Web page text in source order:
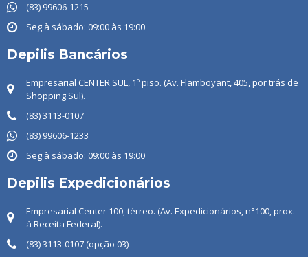
(83) 99606-1215
Seg à sábado: 09:00 às 19:00
Depilis Bancários
Empresarial CENTER SUL, 1º piso. (Av. Flamboyant, 405, por trás de
Shopping Sul).
(83) 3113-0107
(83) ‭99606-1233
Seg à sábado: 09:00 às 19:00
Depilis Expedicionários
Empresarial Center 100, térreo. (Av. Expedicionários, n°100, prox.
à Receita Federal).
(83) 3113-0107 (opção 03)